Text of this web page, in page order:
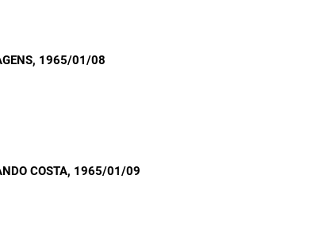
, 1965/01/08
COSTA, 1965/01/09